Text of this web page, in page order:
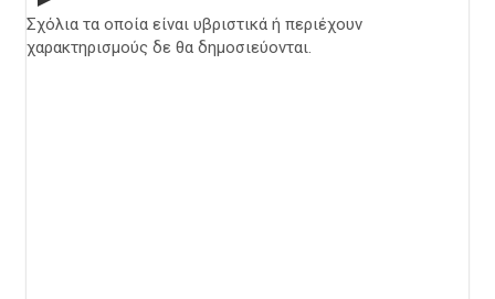
Σχόλια τα οποία είναι υβριστικά ή περιέχουν
χαρακτηρισμούς δε θα δημοσιεύονται.